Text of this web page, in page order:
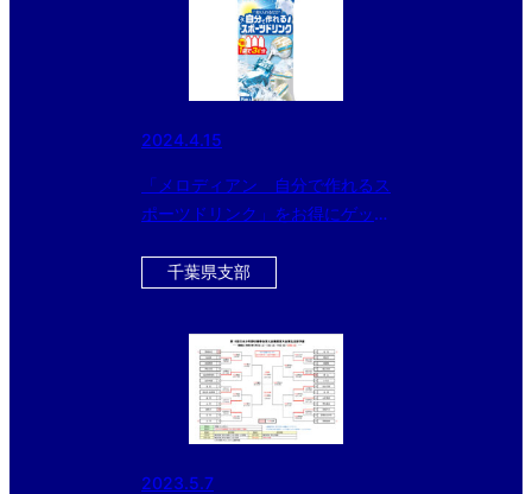
2024.4.15
「メロディアン 自分で作れるス
ポーツドリンク」をお得にゲット
に黒酢ドリンクのおまけ付
千葉県支部
2023.5.7